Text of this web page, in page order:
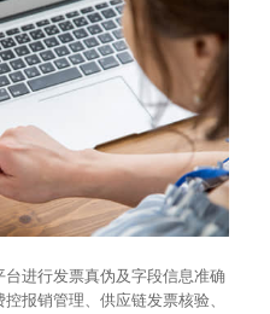
进行发票真伪及字段信息准确
报销管理、供应链发票核验、